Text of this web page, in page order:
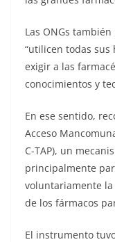
Las ONGs
“utilicen todas
exigir a las
conocimientos y
En ese sentido,
Acceso
C-TAP), un
principalmente
voluntariamente
de los fármacos
El instrumento